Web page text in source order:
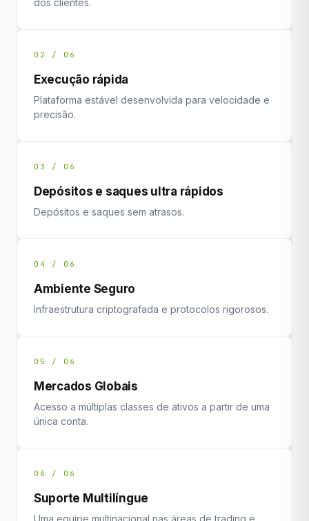
dos clientes.
02 / 06
Execução rápida
Plataforma estável desenvolvida para velocidade e
precisão.
03 / 06
Depósitos e saques ultra rápidos
Depósitos e saques sem atrasos.
04 / 06
Ambiente Seguro
Infraestrutura criptografada e protocolos rigorosos.
05 / 06
Mercados Globais
Acesso a múltiplas classes de ativos a partir de uma
única conta.
06 / 06
Suporte Multilíngue
Uma equipe multinacional nas áreas de trading e